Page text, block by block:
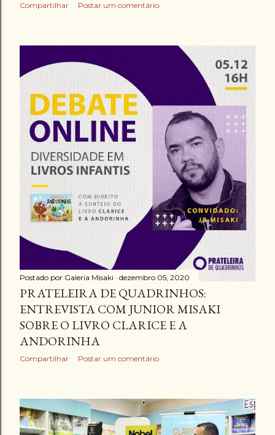
Compartilhar Postar um comentário
Postado por Galeria Misaki dezembro 05, 2020
PRATELEIRA DE QUADRINHOS:
ENTREVISTA COM JUNIOR MISAKI
SOBRE O LIVRO CLARICE E A
ANDORINHA
Compartilhar Postar um comentário